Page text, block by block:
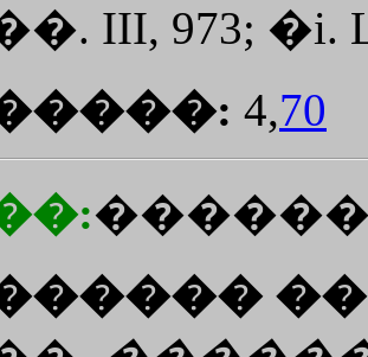
III, 973; �i.
4,70